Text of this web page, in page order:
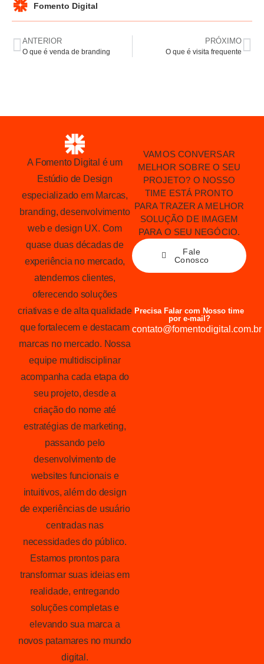
Fomento Digital
ANTERIOR
O que é venda de branding
PRÓXIMO
O que é visita frequente
A Fomento Digital é um
Estúdio de Design
especializado em Marcas,
branding, desenvolvimento
web e design UX. Com
quase duas décadas de
experiência no mercado,
atendemos clientes,
oferecendo soluções
criativas e de alta qualidade
que fortalecem e destacam
marcas no mercado. Nossa
equipe multidisciplinar
acompanha cada etapa do
seu projeto, desde a
criação do nome até
estratégias de marketing,
passando pelo
desenvolvimento de
websites funcionais e
intuitivos, além do design
de experiências de usuário
centradas nas
necessidades do público.
Estamos prontos para
transformar suas ideias em
realidade, entregando
soluções completas e
elevando sua marca a
novos patamares no mundo
digital.
VAMOS CONVERSAR
MELHOR SOBRE O SEU
PROJETO? O NOSSO
TIME ESTÁ PRONTO
PARA TRAZER A MELHOR
SOLUÇÃO DE IMAGEM
PARA O SEU NEGÓCIO.
Fale
Conosco
Precisa Falar com Nosso time
por e-mail?
contato@fomentodigital.com.br